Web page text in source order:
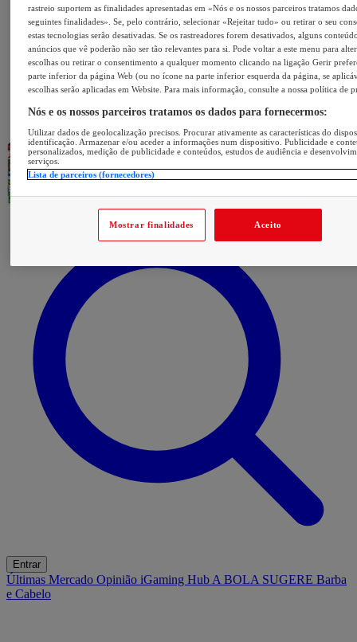
Entrar
Últimas Mercado Opinião iGaming Hub A BOLA SUGERE Barba
e Cabelo
rastreio suportem as finalidades apresentadas em «Nós e os nossos parceiros tratamos
seguintes finalidades». Se, pelo contrário, selecionar «Rejeitar tudo» ou retirar o seu
estas tecnologias serão desativadas. Se os rastreadores forem desativados, alguns
anúncios que vê poderão não ser tão relevantes para si. Pode voltar a este menu para
escolhas ou retirar o consentimento a qualquer momento clicando na ligação Gerir
parte inferior da página Web (ou no ícone na parte inferior esquerda da página, se
escolhas serão aplicadas em Website. Para mais informação, consulte a nossa política de
Nós e os nossos parceiros tratamos os dados para fornecermos:
Utilizar dados de geolocalização precisos. Procurar ativamente as características do
identificação. Armazenar e/ou aceder a informações num dispositivo. Publicidade e
personalizados, medição de publicidade e conteúdos, estudos de audiência e
serviços.
Lista de parceiros (fornecedores)
Mostrar finalidades Aceito